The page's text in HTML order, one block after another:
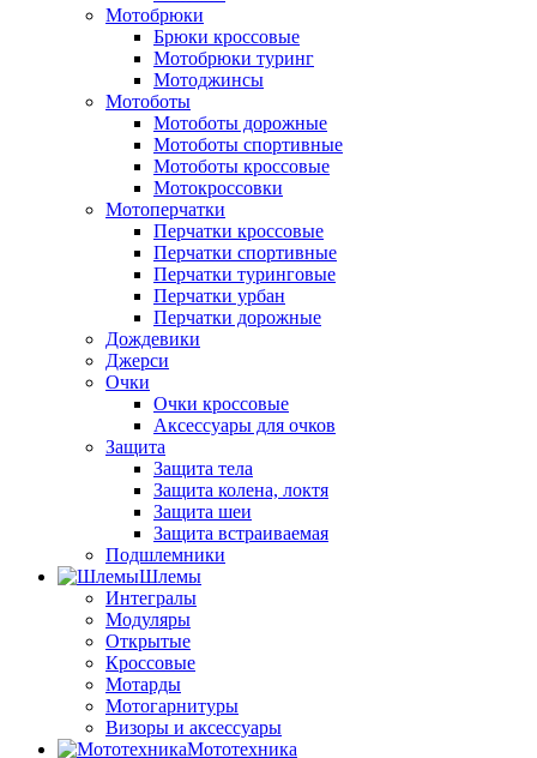
Мотобрюки
Брюки кроссовые
Мотобрюки туринг
Мотоджинсы
Мотоботы
Мотоботы дорожные
Мотоботы спортивные
Мотоботы кроссовые
Мотокроссовки
Мотоперчатки
Перчатки кроссовые
Перчатки спортивные
Перчатки туринговые
Перчатки урбан
Перчатки дорожные
Дождевики
Джерси
Очки
Очки кроссовые
Аксессуары для очков
Защита
Защита тела
Защита колена, локтя
Защита шеи
Защита встраиваемая
Подшлемники
Шлемы
Интегралы
Модуляры
Открытые
Кроссовые
Мотарды
Мотогарнитуры
Визоры и аксессуары
Мототехника